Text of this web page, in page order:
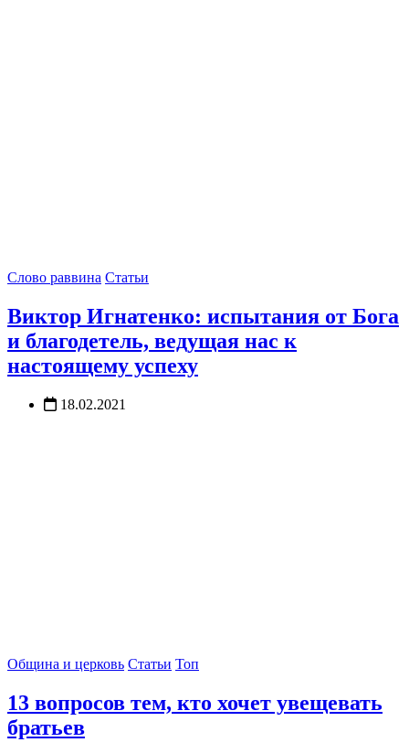
Слово раввина Статьи
Виктор Игнатенко: испытания от Бога
и благодетель, ведущая нас к
настоящему успеху
18.02.2021
Община и церковь Статьи Топ
13 вопросов тем, кто хочет увещевать
братьев